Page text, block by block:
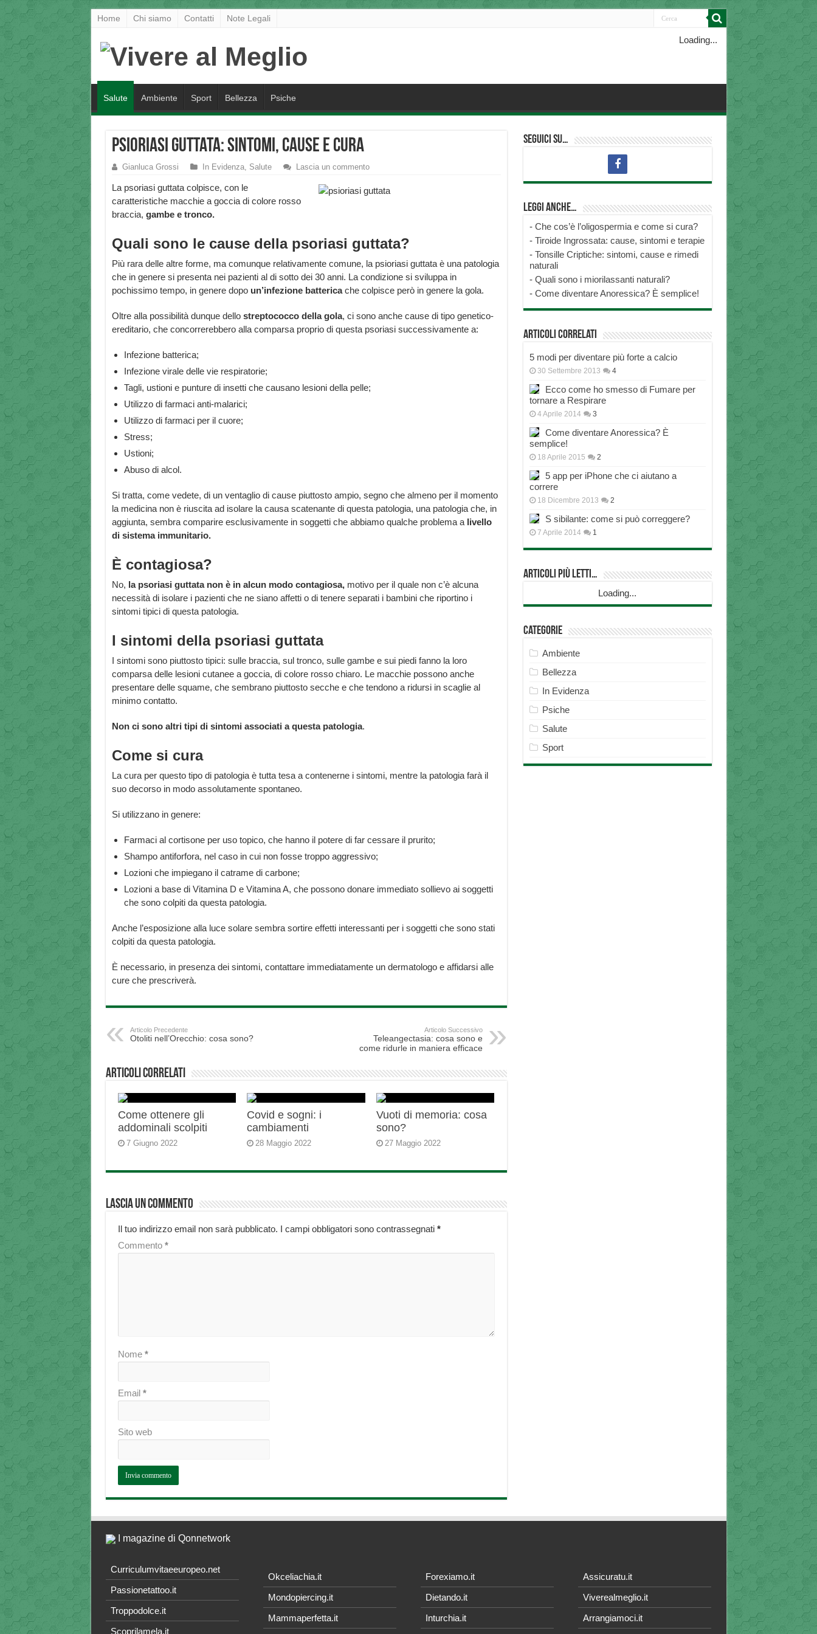
Home Chi siamo Contatti Note Legali
Loading...
Salute Ambiente Sport Bellezza Psiche
Psioriasi Guttata: sintomi, cause e cura
Gianluca Grossi In Evidenza, Salute Lascia un commento
La psoriasi guttata colpisce, con le
caratteristiche macchie a goccia di colore rosso
braccia, gambe e tronco.
Quali sono le cause della psoriasi guttata?
Più rara delle altre forme, ma comunque relativamente comune, la psioriasi guttata è una patologia
che in genere si presenta nei pazienti al di sotto dei 30 anni. La condizione si sviluppa in
pochissimo tempo, in genere dopo un’infezione battericache colpisce però in genere la gola.
Oltre alla possibilità dunque dello streptococco della gola, ci sono anche cause di tipo genetico-
ereditario, che concorrerebbero alla comparsa proprio di questa psoriasi successivamente a:
Infezione batterica;
Infezione virale delle vie respiratorie;
Tagli, ustioni e punture di insetti che causano lesioni della pelle;
Utilizzo di farmaci anti-malarici;
Utilizzo di farmaci per il cuore;
Stress;
Ustioni;
Abuso di alcol.
Si tratta, come vedete, di un ventaglio di cause piuttosto ampio, segno che almeno per il momento
la medicina non è riuscita ad isolare la causa scatenante di questa patologia, una patologia che, in
aggiunta, sembra comparire esclusivamente in soggetti che abbiamo qualche problema a livello
di sistema immunitario.
È contagiosa?
No, la psoriasi guttata non è in alcun modo contagiosa,motivo per il quale non c’è alcuna
necessità di isolare i pazienti che ne siano affetti o di tenere separati i bambini che riportino i
sintomi tipici di questa patologia.
I sintomi della psoriasi guttata
I sintomi sono piuttosto tipici: sulle braccia, sul tronco, sulle gambe e sui piedi fanno la loro
comparsa delle lesioni cutanee a goccia, di colore rosso chiaro. Le macchie possono anche
presentare delle squame, che sembrano piuttosto secche e che tendono a ridursi in scaglie al
minimo contatto.
Non ci sono altri tipi di sintomi associati a questa patologia.
Come si cura
La cura per questo tipo di patologia è tutta tesa a contenerne i sintomi, mentre la patologia farà il
suo decorso in modo assolutamente spontaneo.
Si utilizzano in genere:
Farmaci al cortisone per uso topico, che hanno il potere di far cessare il prurito;
Shampo antiforfora, nel caso in cui non fosse troppo aggressivo;
Lozioni che impiegano il catrame di carbone;
Lozioni a base di Vitamina D e Vitamina A, che possono donare immediato sollievo ai soggetti
che sono colpiti da questa patologia.
Anche l’esposizione alla luce solare sembra sortire effetti interessanti per i soggetti che sono stati
colpiti da questa patologia.
È necessario, in presenza dei sintomi, contattare immediatamente un dermatologo e affidarsi alle
cure che prescriverà.
Articolo Precedente
Otoliti nell’Orecchio: cosa sono?
Articolo Successivo
Teleangectasia: cosa sono e
come ridurle in maniera efficace
Articoli correlati
Come ottenere gli
addominali scolpiti
7 Giugno 2022
Covid e sogni: i
cambiamenti
28 Maggio 2022
Vuoti di memoria: cosa
sono?
27 Maggio 2022
Lascia un commento
Il tuo indirizzo email non sarà pubblicato. I campi obbligatori sono contrassegnati *
Commento *
Nome *
Email *
Sito web
Seguici su…
Leggi anche…
- Che cos’è l’oligospermia e come si cura?
- Tiroide Ingrossata: cause, sintomi e terapie
- Tonsille Criptiche: sintomi, cause e rimedi
naturali
- Quali sono i miorilassanti naturali?
- Come diventare Anoressica? È semplice!
Articoli correlati
5 modi per diventare più forte a calcio
30 Settembre 2013 4
Ecco come ho smesso di Fumare per
tornare a Respirare
4 Aprile 2014 3
Come diventare Anoressica? È
semplice!
18 Aprile 2015 2
5 app per iPhone che ci aiutano a
correre
18 Dicembre 2013 2
S sibilante: come si può correggere?
7 Aprile 2014 1
Articoli più Letti…
Loading...
Categorie
Ambiente
Bellezza
In Evidenza
Psiche
Salute
Sport
I magazine di Qonnetwork
Curriculumvitaeeuropeo.net
Passionetattoo.it
Troppodolce.it
Scoprilamela.it
Okceliachia.it
Mondopiercing.it
Mammaperfetta.it
Forexiamo.it
Dietando.it
Inturchia.it
Assicuratu.it
Viverealmeglio.it
Arrangiamoci.it